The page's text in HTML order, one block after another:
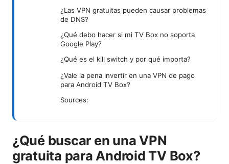
¿Las VPN gratuitas pueden causar problemas
de DNS?
¿Qué debo hacer si mi TV Box no soporta
Google Play?
¿Qué es el kill switch y por qué importa?
¿Vale la pena invertir en una VPN de pago
para Android TV Box?
Sources:
¿Qué buscar en una VPN
gratuita para Android TV Box?